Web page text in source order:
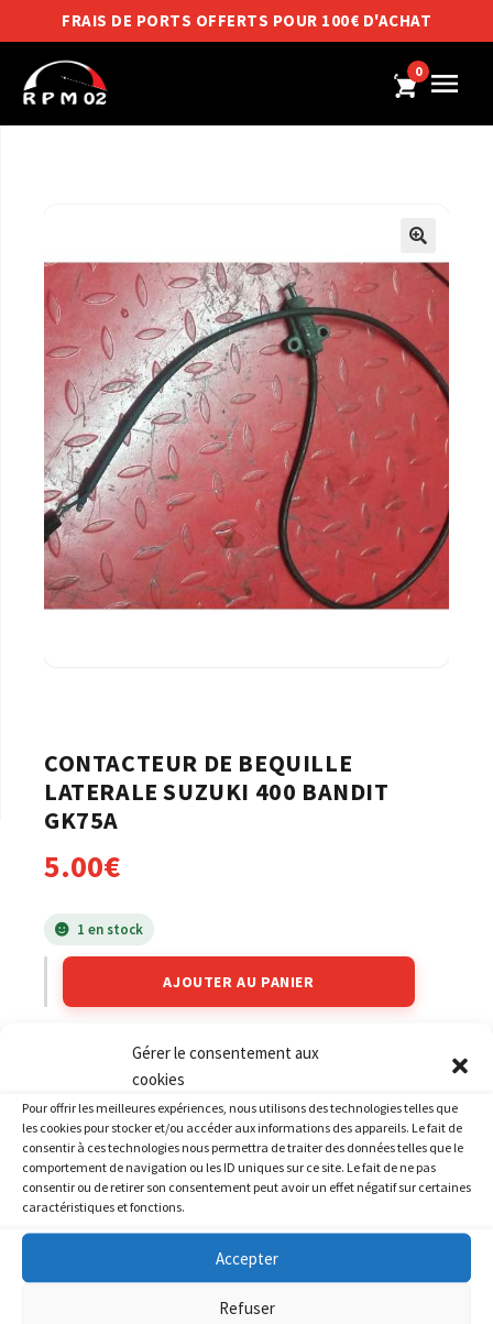
Gérer le consentement aux
cookies
Pour offrir les meilleures expériences, nous utilisons des technologies telles que
les cookies pour stocker et/ou accéder aux informations des appareils. Le fait de
consentir à ces technologies nous permettra de traiter des données telles que le
comportement de navigation ou les ID uniques sur ce site. Le fait de ne pas
consentir ou de retirer son consentement peut avoir un effet négatif sur certaines
caractéristiques et fonctions.
Accepter
Refuser
FRAIS DE PORTS OFFERTS POUR 100€ D'ACHAT
0
CONTACTEUR DE BEQUILLE
LATERALE SUZUKI 400 BANDIT
GK75A
5.00€
1 en stock
AJOUTER AU PANIER
SUZUKI,SUZUKI 400 GSF Bandit
PRODUITS SIMILAIRES